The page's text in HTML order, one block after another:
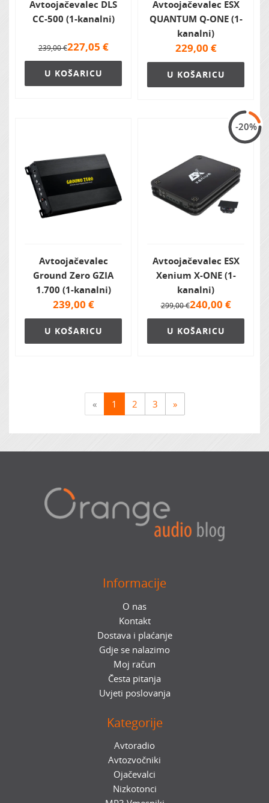
Avtoojačevalec DLS
CC-500 (1-kanalni)
239,00 €227,05 €
U KOŠARICU
Avtoojačevalec ESX
QUANTUM Q-ONE (1-
kanalni)
229,00 €
U KOŠARICU
Avtoojačevalec
Ground Zero GZIA
1.700 (1-kanalni)
239,00 €
U KOŠARICU
-20%
Avtoojačevalec ESX
Xenium X-ONE (1-
kanalni)
299,00 €240,00 €
U KOŠARICU
« 1 2 3 »
Informacije
O nas
Kontakt
Dostava i plaćanje
Gdje se nalazimo
Moj račun
Česta pitanja
Uvjeti poslovanja
Kategorije
Avtoradio
Avtozvočniki
Ojačevalci
Nizkotonci